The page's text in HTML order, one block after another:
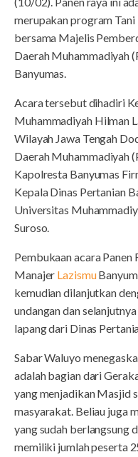
merupakan program
bersama Majelis
Daerah Muhammadiyah
Banyumas.
Acara tersebut dihadiri
Muhammadiyah Hilman
Wilayah Jawa Tengah
Daerah Muhammadiyah
Kapolresta Banyumas
Kepala Dinas Pertanian
Universitas
Suroso.
Pembukaan acara
Manajer Lazismu
kemudian dilanjutkan
undangan dan
lapang dari Dinas
Sabar Waluyo
adalah bagian dari
yang menjadikan Masjid
masyarakat. Beliau juga
yang sudah berlangsung
memiliki jumlah peserta